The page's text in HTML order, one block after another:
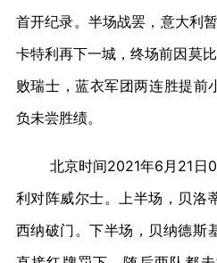
首开纪录。半场战罢，意大利
卡特利再下一城，终场前因莫
败瑞士，蓝衣军团两连胜提前
负未尝胜绩。
北京时间2021年6月21日
利对阵威尔士。上半场，贝洛
西纳破门。下半场，贝纳德斯